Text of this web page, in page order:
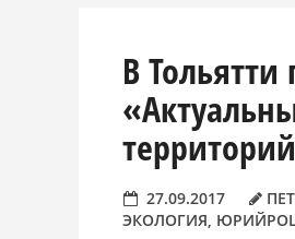
В
27.09.2017
ЭКОЛОГИЯ,